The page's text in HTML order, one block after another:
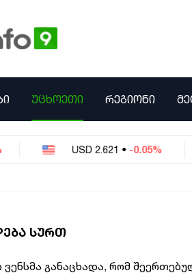
ᲣᲪᲮᲝᲔᲗᲘ ᲠᲔᲒᲘᲝᲜᲘ
USD 2.621 • -0.05%
ᲡᲣᲠᲗ
განაცხადა, რომ